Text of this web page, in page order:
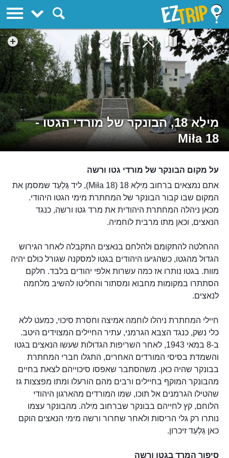
מִילַא 18, הבונקר של מורדי הגטו -
Miła 18
על מקום הבונקר של מורדי גטו ורשה
אתם נמצאים ברחוב מִילַא 18 (Miła 18), ליד גַּלְעֵד שמסמן את
המקום שבו קבור הבונקר של המחתרת מימי הגטו היהודי.
מכאן ניהלה המחתרת היהודית את מרד גטו ורשה, כנגד
הנאצים, וכאן מתו מרבית לוחמיה.
ההחלטה להתקומם ולהלחם בנאצים התקבלה לאחר הגירוש
הגדול מהגטו, כשהגיעו היהודים בגטו למסקנה שגורל כולם יהיה
מוות. בגטו נותרו אז כמה עשרות אלפי יהודים בלבד. חלקם
הסתתרו במקומות מחבוא ומסתור והחליטו להשיב מלחמה
לנאצים.
חיילי המחתרת ניהלו לוחמה אמיצה וחסרת סיכוי, כמעט ללא
כלי נשק, כנגד הצבא הגרמני, עתיר החיילים המצוידים היטב.
ב-8 במאי 1943, לאחר השריפות הגדולות שעשו הנאצים בגטו
והשמדת בסיסי המורדים האחרים, התגלו חברי המחתרת
בבונקר שהיה כאן. משהסתבר שאפסו סיכוייהם לצאת בחיים
מהבונקר המוקף בחיילים ורבים מהם הורעלו ומתו מפצצות גז
שהטילו הגרמנים אל תוכו, שמו המורדים מהארגון היהודי
הלוחם, קץ לחייהם בבונקר שברחוב מילה. מהבונקר עצמו
נותרו רק גלי הריסות ולאחר שחרור ורשה מימי הנאצים הוקם
כאן גַּלְעֵד זיכרון.
סיפור המרד בגטו ורשה
EZTrip